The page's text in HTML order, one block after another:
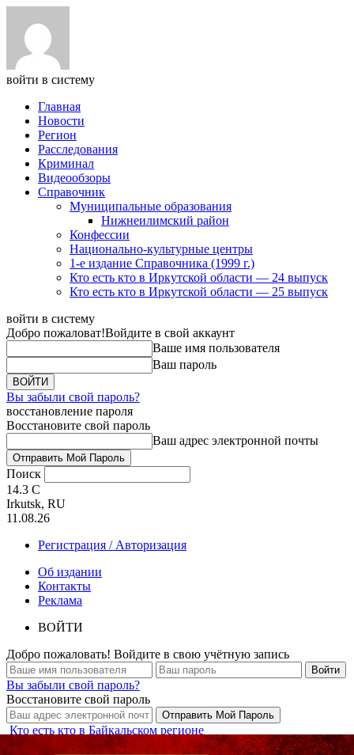
войти в систему
Главная
Новости
Регион
Расследования
Криминал
Видеообзоры
Справочник
Муниципальные образования
Нижнеилимский район
Конфессии
Национально-культурные центры
1-е издание Справочника (1999 г.)
Кто есть кто в Иркутской области — 24 выпуск
Кто есть кто в Иркутской области — 25 выпуск
войти в систему
Добро пожаловат!Войдите в свой аккаунт
Ваше имя пользователя
Ваш пароль
Вы забыли свой пароль?
восстановление пароля
Восстановите свой пароль
Ваш адрес электронной почты
Поиск
14.3 C
Irkutsk, RU
11.08.26
Регистрация / Авторизация
Об издании
Контакты
Реклама
ВОЙТИ
Добро пожаловать! Войдите в свою учётную запись
Вы забыли свой пароль?
Восстановите свой пароль
Кто есть кто в Байкальском регионе